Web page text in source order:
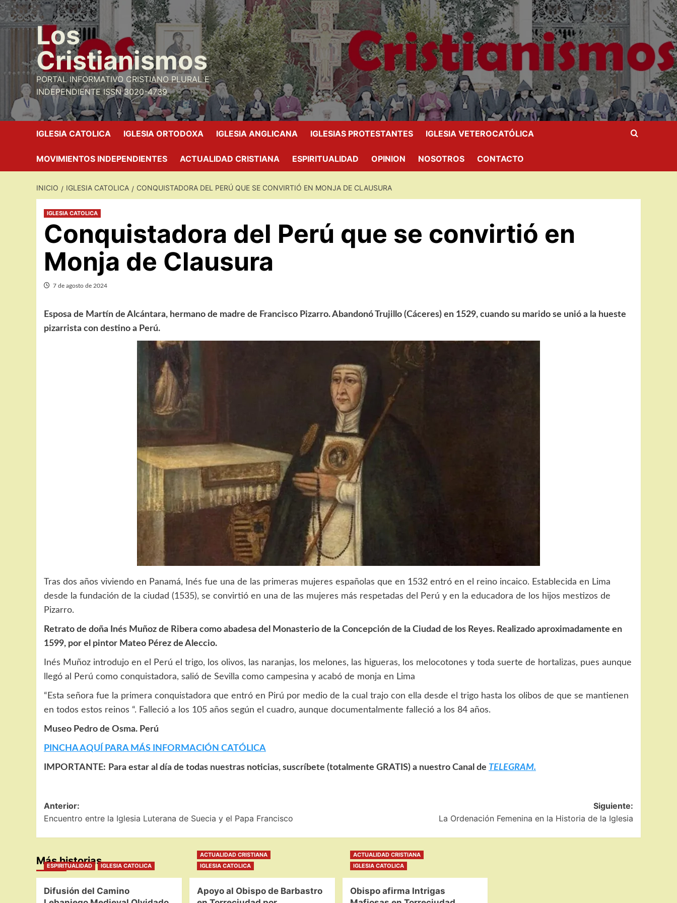
Saltar
al
contenido Los
Cristianismos
PORTAL INFORMATIVO CRISTIANO PLURAL E
INDEPENDIENTE ISSN 3020-4739
IGLESIA CATOLICA IGLESIA ORTODOXA IGLESIA ANGLICANA IGLESIAS PROTESTANTES IGLESIA VETEROCATÓLICA
MOVIMIENTOS INDEPENDIENTES ACTUALIDAD CRISTIANA ESPIRITUALIDAD OPINION NOSOTROS CONTACTO
INICIO IGLESIA CATOLICA CONQUISTADORA DEL PERÚ QUE SE CONVIRTIÓ EN MONJA DE CLAUSURA
IGLESIA CATOLICA
Conquistadora del Perú que se convirtió en
Monja de Clausura
7 de agosto de 2024
Esposa de Martín de Alcántara, hermano de madre de Francisco Pizarro. Abandonó Trujillo (Cáceres) en 1529, cuando su marido se unió a la hueste
pizarrista con destino a Perú.
Tras dos años viviendo en Panamá, Inés fue una de las primeras mujeres españolas que en 1532 entró en el reino incaico. Establecida en Lima
desde la fundación de la ciudad (1535), se convirtió en una de las mujeres más respetadas del Perú y en la educadora de los hijos mestizos de
Pizarro.
Retrato de doña Inés Muñoz de Ribera como abadesa del Monasterio de la Concepción de la Ciudad de los Reyes. Realizado aproximadamente en
1599, por el pintor Mateo Pérez de Aleccio.
Inés Muñoz introdujo en el Perú el trigo, los olivos, las naranjas, los melones, las higueras, los melocotones y toda suerte de hortalizas, pues aunque
llegó al Perú como conquistadora, salió de Sevilla como campesina y acabó de monja en Lima
“Esta señora fue la primera conquistadora que entró en Pirú por medio de la cual trajo con ella desde el trigo hasta los olibos de que se mantienen
en todos estos reinos “. Falleció a los 105 años según el cuadro, aunque documentalmente falleció a los 84 años.
Museo Pedro de Osma. Perú
PINCHA AQUÍ PARA MÁS INFORMACIÓN CATÓLICA
IMPORTANTE: Para estar al día de todas nuestras noticias, suscríbete (totalmente GRATIS) a nuestro Canal de TELEGRAM.
Navegación
de
entradas
Anterior:
Encuentro entre la Iglesia Luterana de Suecia y el Papa Francisco
Siguiente:
La Ordenación Femenina en la Historia de la Iglesia
Más historias
ESPIRITUALIDAD IGLESIA CATOLICA
Difusión del Camino
ACTUALIDAD CRISTIANA
IGLESIA CATOLICA
Apoyo al Obispo de Barbastro
ACTUALIDAD CRISTIANA
IGLESIA CATOLICA
Obispo afirma Intrigas